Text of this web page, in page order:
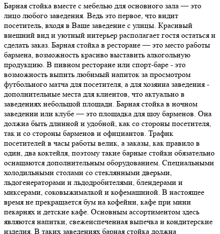
Барная стойка вместе с мебелью для основного зала — это
лицо любого заведения. Ведь это первое, что видит
посетитель, входя в Ваше заведение с улицы. Красивый
внешний вид и уютный интерьер располагает гостя остаться и
сделать заказ. Барная стойка в ресторане — это место работы
бармена, возможность красиво выставить алкогольную
продукцию. В пивном ресторане или спорт-баре - это
возможность выпить любимый напиток за просмотром
футбольного матча для посетителя, а для хозяина заведения -
дополнительные места для клиентов, что актуально в
заведениях небольшой площади. Барная стойка в ночном
заведении или клубе — это площадка для шоу барменов. Она
должна быть длинной и удобной, как со стороны посетителя,
так и со стороны барменов и официантов. Трафик
посетителей в часы работы велик, а заказы, как правило в
один, два коктейля, поэтому такие барные стойки обязательно
оснащаются дополнительным оборудованием. Специальными
холодильными столами со стеклянными дверьми,
льдогенераторами и льдодробителями, блендерами и
миксерами, соковыжималкой и кофемашиной. В настоящее
время не прекращается бум на кофейни, кафе при мини
пекарнях и детские кафе. Основным ассортиментом здесь
являются напитки, свежеиспеченная выпечка и кондитерские
изделия. В таких заведениях барная стойка должна